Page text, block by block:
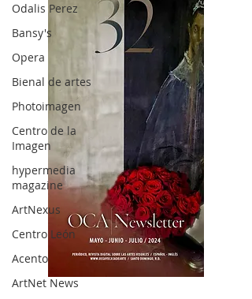
Odalis Perez
Bansy's
Opera
Bienal de artes
Photoimagen
Centro de la
Imagen
hypermedia
magazine
ArtNexus
Centro León
Acento
ArtNet News
OCA|News 32/ Mayo-Junio-Julio, 2023